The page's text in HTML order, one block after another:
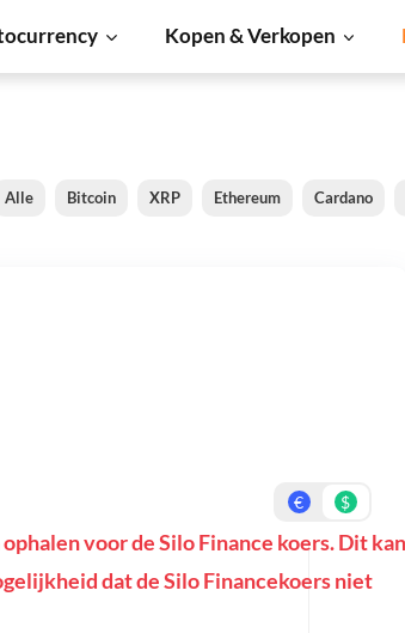
Kopen & Verkopen
Alle Bitcoin XRP Ethereum Cardano
€ $
voor de Silo Finance koers. Dit kan
dat de Silo Financekoers niet